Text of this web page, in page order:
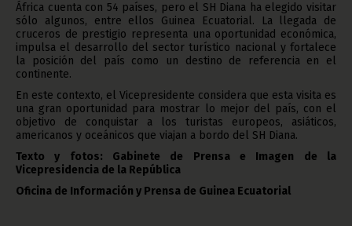
África cuenta con 54 países, pero el SH Diana ha elegido visitar
sólo algunos, entre ellos Guinea Ecuatorial. La llegada de
cruceros de prestigio representa una oportunidad económica,
impulsa el desarrollo del sector turístico nacional y fortalece
la posición del país como un destino de referencia en el
continente.
En este contexto, el Vicepresidente considera que esta visita es
una gran oportunidad para mostrar lo mejor del país, con el
objetivo de conquistar a los turistas europeos, asiáticos,
americanos y oceánicos que viajan a bordo del SH Diana.
Texto y fotos: Gabinete de Prensa e Imagen de la
Vicepresidencia de la República
Oficina de Información y Prensa de Guinea Ecuatorial